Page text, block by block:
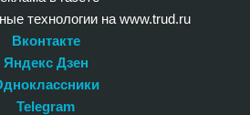
технологии на www.trud.ru
Вконтакте
Яндекс Дзен
Telegram